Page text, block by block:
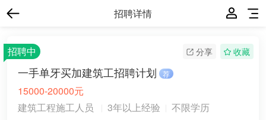
招聘详情
分享 收藏
招聘中
一手单牙买加建筑工招聘计划 荐
15000-20000元
建筑工程施工人员
3年以上经验 不限学历